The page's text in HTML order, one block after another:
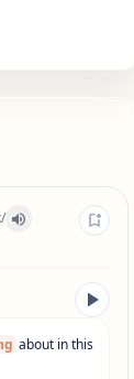
/
about inthis